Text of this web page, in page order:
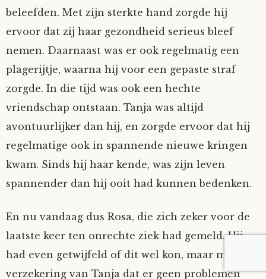
beleefden. Met zijn sterkte hand zorgde hij
ervoor dat zij haar gezondheid serieus bleef
nemen. Daarnaast was er ook regelmatig een
plagerijtje, waarna hij voor een gepaste straf
zorgde. In die tijd was ook een hechte
vriendschap ontstaan. Tanja was altijd
avontuurlijker dan hij, en zorgde ervoor dat hij
regelmatige ook in spannende nieuwe kringen
kwam. Sinds hij haar kende, was zijn leven
spannender dan hij ooit had kunnen bedenken.
En nu vandaag dus Rosa, die zich zeker voor de
laatste keer ten onrechte ziek had gemeld. Hij
had even getwijfeld of dit wel kon, maar met de
verzekering van Tanja dat er geen problemen